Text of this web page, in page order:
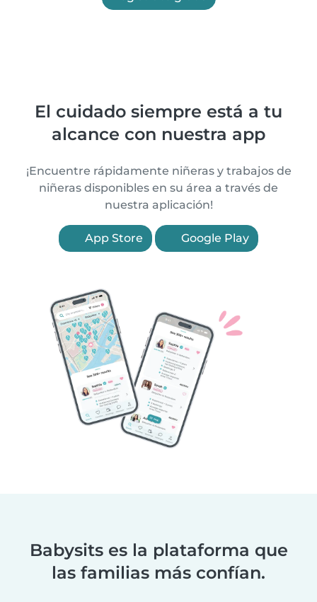
El cuidado siempre está a tu
alcance con nuestra app
¡Encuentre rápidamente niñeras y trabajos de
niñeras disponibles en su área a través de
nuestra aplicación!
App Store Google Play
Babysits es la plataforma que
las familias más confían.